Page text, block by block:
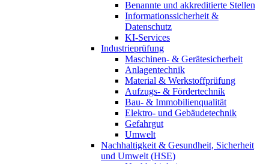
Benannte und akkreditierte Stellen
Informationssicherheit &
Datenschutz
KI-Services
Industrieprüfung
Maschinen- & Gerätesicherheit
Anlagentechnik
Material & Werkstoffprüfung
Aufzugs- & Fördertechnik
Bau- & Immobilienqualität
Elektro- und Gebäudetechnik
Gefahrgut
Umwelt
Nachhaltigkeit & Gesundheit, Sicherheit
und Umwelt (HSE)